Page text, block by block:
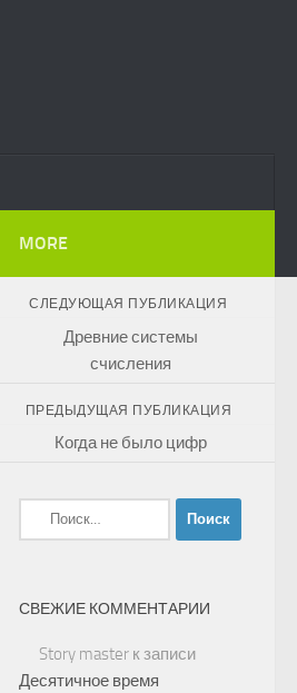
MORE
СЛЕДУЮЩАЯ ПУБЛИКАЦИЯ
Древние системы
счисления
ПРЕДЫДУЩАЯ ПУБЛИКАЦИЯ
Когда не было цифр
Найти:
СВЕЖИЕ КОММЕНТАРИИ
Story master к записи
Десятичное время